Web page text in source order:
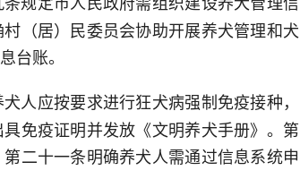
（居）民委员会协助开展养犬管理和犬
台账。
人应按要求进行狂犬病强制免疫接种，
免疫证明并发放《文明养犬手册》。第
二十一条明确养犬人需通过信息系统申